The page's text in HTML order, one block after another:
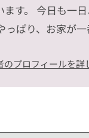
ます。 今日も一
っぱり、お家が一
のプロフィールを詳